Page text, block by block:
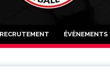
RECRUTEMENT ÉVÈNEMENTS